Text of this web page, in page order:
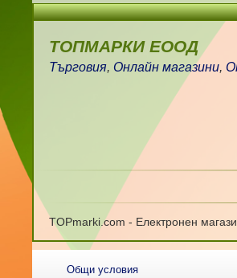
ТОПМАРКИ ЕООД
Търговия, Онлайн магазини,
TOPmarki.com - Електронен
Общи условия